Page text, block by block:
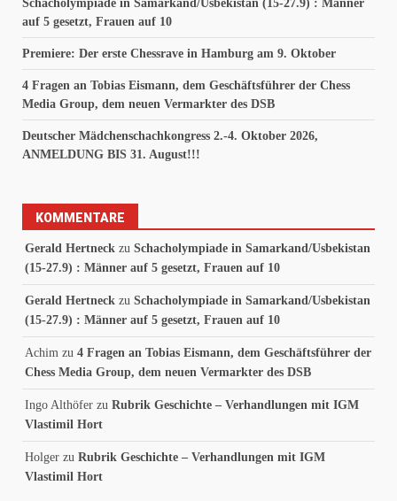
Schacholympiade in Samarkand/Usbekistan (15-27.9) : Männer
auf 5 gesetzt, Frauen auf 10
Premiere: Der erste Chessrave in Hamburg am 9. Oktober
4 Fragen an Tobias Eismann, dem Geschäftsführer der Chess
Media Group, dem neuen Vermarkter des DSB
Deutscher Mädchenschachkongress 2.-4. Oktober 2026,
ANMELDUNG BIS 31. August!!!
KOMMENTARE
Gerald Hertneck zu Schacholympiade in Samarkand/Usbekistan
(15-27.9) : Männer auf 5 gesetzt, Frauen auf 10
Gerald Hertneck zu Schacholympiade in Samarkand/Usbekistan
(15-27.9) : Männer auf 5 gesetzt, Frauen auf 10
Achim zu 4 Fragen an Tobias Eismann, dem Geschäftsführer der
Chess Media Group, dem neuen Vermarkter des DSB
Ingo Althöfer zu Rubrik Geschichte – Verhandlungen mit IGM
Vlastimil Hort
Holger zu Rubrik Geschichte – Verhandlungen mit IGM
Vlastimil Hort